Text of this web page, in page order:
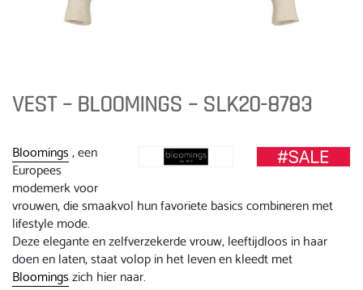
VEST – BLOOMINGS – SLK20-8783
Bloomings, een
Europees
modemerk voor
vrouwen, die smaakvol hun favoriete basics combineren met
lifestyle mode.
Deze elegante en zelfverzekerde vrouw, leeftijdloos in haar
doen en laten, staat volop in het leven en kleedt met
Bloomingszich hier naar.